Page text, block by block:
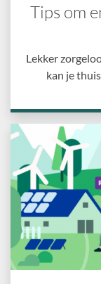
Tips om
Lekker
kan je